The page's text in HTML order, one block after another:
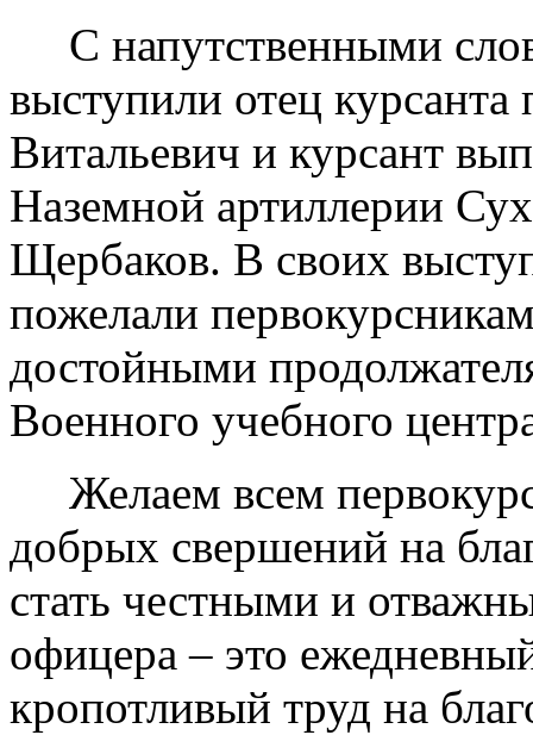
C напутственными
выступили отец
Витальевич и курсант
Наземной артиллерии
Щербаков. В своих
пожелали
достойными
Военного учебного
Желаем всем
добрых свершений на
стать честными и
офицера – это
кропотливый труд на